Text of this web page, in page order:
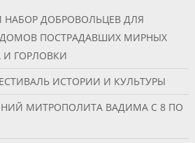
НАБОР ДОБРОВОЛЬЦЕВ ДЛЯ
ПОСТРАДАВШИХ МИРНЫХ
ГОРЛОВКИ
ИСТОРИИ И КУЛЬТУРЫ
МИТРОПОЛИТА ВАДИМА С 8 ПО